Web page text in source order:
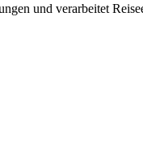
und verarbeitet